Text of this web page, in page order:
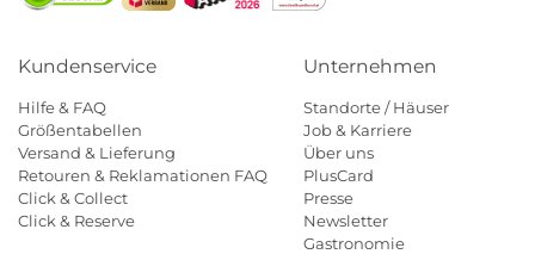
Kundenservice
Hilfe & FAQ
Größentabellen
Versand & Lieferung
Retouren & Reklamationen FAQ
Click & Collect
Click & Reserve
Unternehmen
Standorte / Häuser
Job & Karriere
Über uns
PlusCard
Presse
Newsletter
Gastronomie